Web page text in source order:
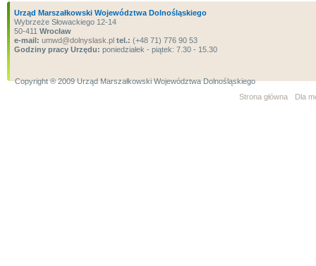
Urząd Marszałkowski Województwa Dolnośląskiego
Wybrzeże Słowackiego 12-14
50-411 Wrocław
e-mail: umwd@dolnyslask.pl tel.: (+48 71) 776 90 53
Godziny pracy Urzędu: poniedziałek - piątek: 7.30 - 15.30
Copyright ® 2009 Urząd Marszałkowski Województwa Dolnośląskiego
Strona główna
Dla